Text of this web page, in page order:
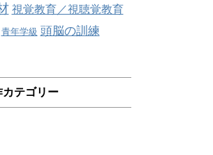
視覚教育／視聴覚教育
青年学級 頭脳の訓練
カテゴリー